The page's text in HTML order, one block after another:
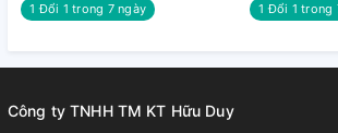
1 Đổi 1 trong 7 ngày
1 Đổi 1 trong
Công ty TNHH TM KT Hữu Duy